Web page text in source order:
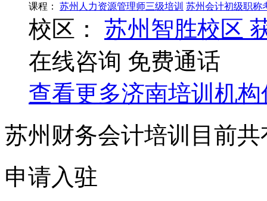
课程： 苏州人力资源管理师三级培训 苏州会计初级职称
校区： 苏州智胜校区
在线咨询 免费通话
查看更多济南培训机构
苏州财务会计培训目前
申请入驻